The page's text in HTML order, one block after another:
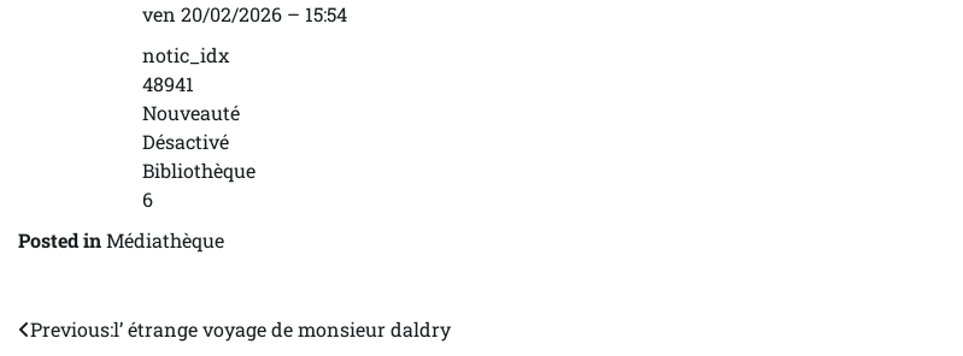
ven 20/02/2026 – 15:54
notic_idx
48941
Nouveauté
Désactivé
Bibliothèque
6
Posted inMédiathèque
Navigation
Previous:l’ étrange voyage de monsieur daldry